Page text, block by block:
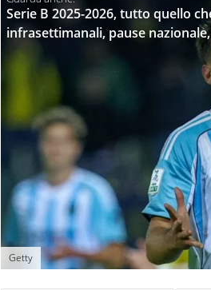
Serie B 2025-2026, tutto quello
infrasettimanali, pause
Getty